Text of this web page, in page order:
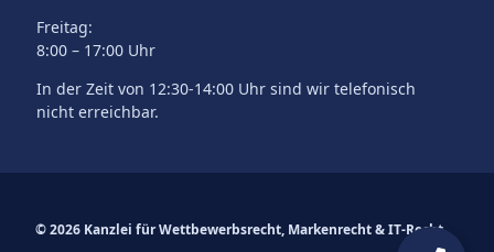
Freitag:
8:00 – 17:00 Uhr
In der Zeit von 12:30-14:00 Uhr sind wir telefonisch
nicht erreichbar.
© 2026 Kanzlei für Wettbewerbsrecht, Markenrecht & IT-Recht